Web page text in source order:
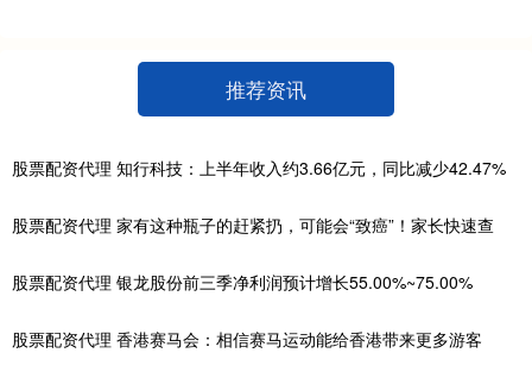
推荐资讯
股票配资代理 知行科技：上半年收入约3.66亿元，同比减少42.47%
股票配资代理 家有这种瓶子的赶紧扔，可能会“致癌”！家长快速查
股票配资代理 银龙股份前三季净利润预计增长55.00%~75.00%
股票配资代理 香港赛马会：相信赛马运动能给香港带来更多游客